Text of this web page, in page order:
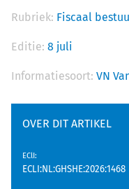
Rubriek: Fiscaal
Editie: 8 juli
Informatiesoort: VN
OVER DIT ARTIKEL
EClI:
ECLI:NL:GHSHE:2026:1468